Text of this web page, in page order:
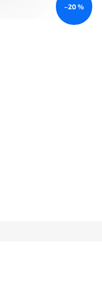
–20 %